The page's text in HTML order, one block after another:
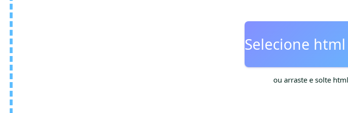
Selecione
ou arraste e solte